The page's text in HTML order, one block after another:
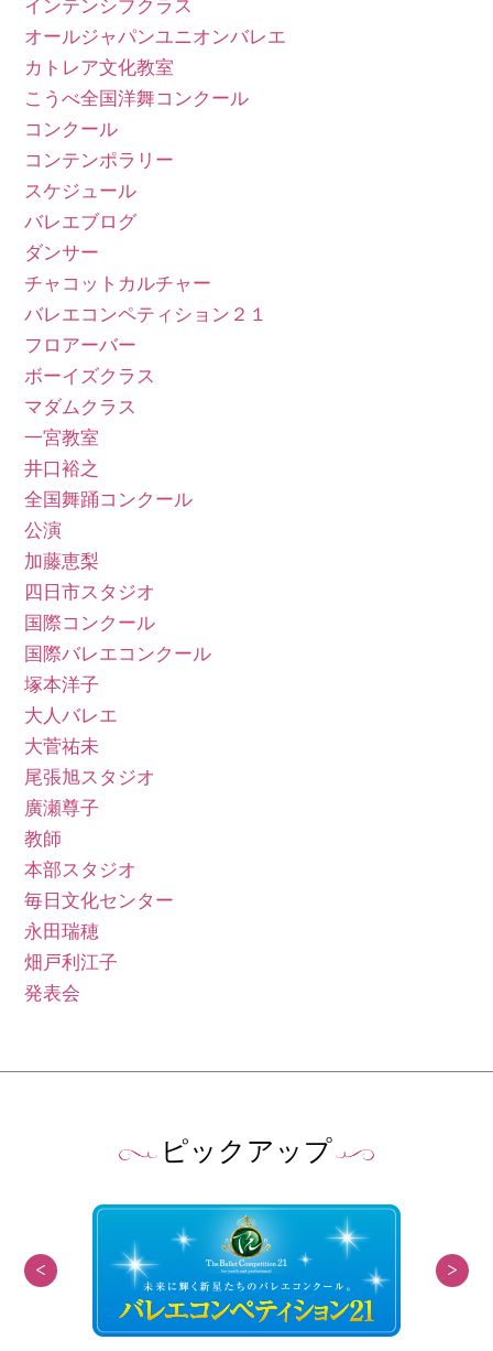
インテンシブクラス
オールジャパンユニオンバレエ
カトレア文化教室
こうべ全国洋舞コンクール
コンクール
コンテンポラリー
スケジュール
バレエブログ
ダンサー
チャコットカルチャー
バレエコンペティション２１
フロアーバー
ボーイズクラス
マダムクラス
一宮教室
井口裕之
全国舞踊コンクール
公演
加藤恵梨
四日市スタジオ
国際コンクール
国際バレエコンクール
塚本洋子
大人バレエ
大菅祐未
尾張旭スタジオ
廣瀬尊子
教師
本部スタジオ
毎日文化センター
永田瑞穂
畑戸利江子
発表会
ピックアップ